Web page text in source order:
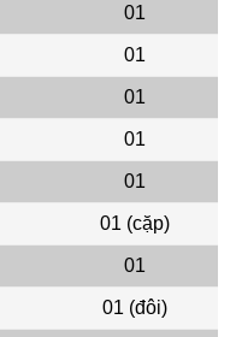
01
01
01
01
01
01 (cặp)
01
01 (đôi)